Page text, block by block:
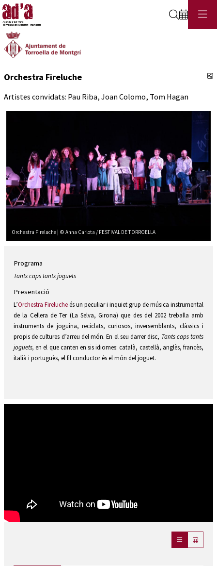
Cerca
Orchestra Fireluche
Artistes convidats: Pau Riba, Joan Colomo, Tom Hagan
Orchestra Fireluche | © Anna Carlota / FESTIVAL DE TORROELLA
Programa
Tants caps tants joguets
Presentació
L’Orchestra Firelucheés un peculiar i inquiet grup de música instrumental
de la Cellera de Ter (La Selva, Girona) que des del 2002 treballa amb
instruments de joguina, reciclats, curiosos, inversemblants, clàssics i
propis de cultures d’arreu del món. En el seu darrer disc, Tants caps tants
joguets, en el que canten en sis idiomes: català, castellà, anglès, francès,
italià i portuguès, el fil conductor és el món del joguet.